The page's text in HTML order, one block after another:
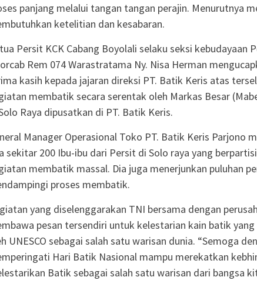
panjang melalui tangan tangan perajin. Menurutnya
ketelitian dan kesabaran.
Persit KCK Cabang Boyolali selaku seksi kebudayaan
Rem 074 Warastratama Ny. Nisa Herman
kasih kepada jajaran direksi PT. Batik Keris atas
membatik secara serentak oleh Markas Besar
Raya dipusatkan di PT. Batik Keris.
Manager Operasional Toko PT. Batik Keris Parjono
sekitar 200 Ibu-ibu dari Persit di Solo raya yang
membatik massal. Dia juga menerjunkan puluhan
proses membatik.
yang diselenggarakan TNI bersama dengan
pesan tersendiri untuk kelestarian kain batik
UNESCO sebagai salah satu warisan dunia. “Semoga
Hari Batik Nasional mampu merekatkan
Batik sebagai salah satu warisan dari bangsa